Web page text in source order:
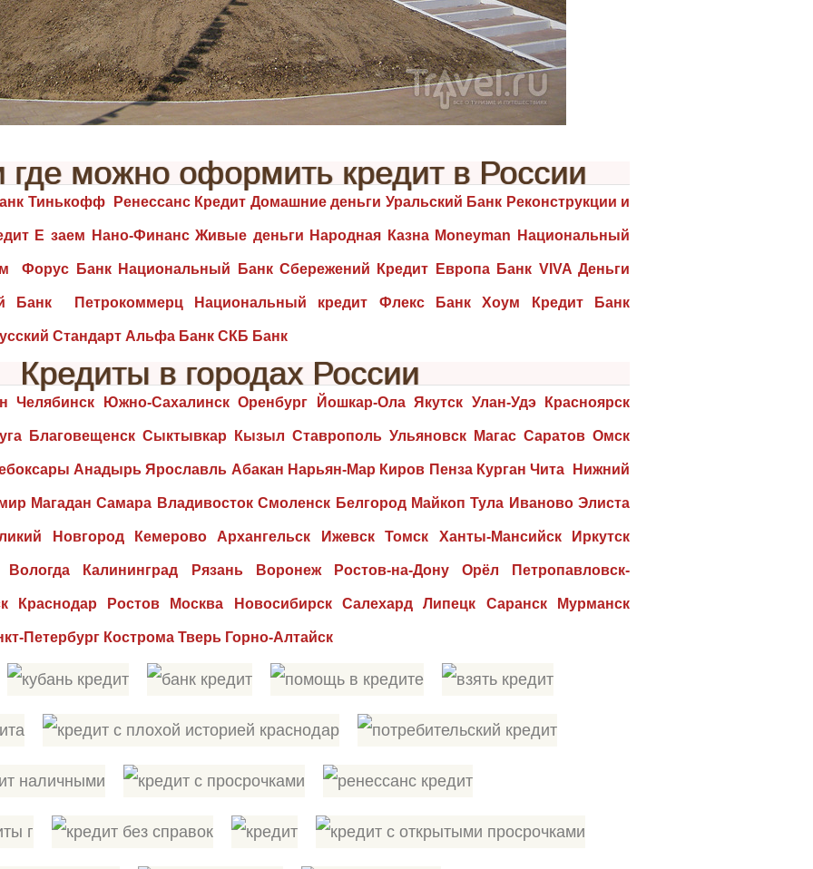
где можно оформить кредит в России
Тинькофф Ренессанс Кредит Домашние деньги Уральский Банк Реконструкции и
Е заем Нано-Финанс Живые деньги Народная Казна Moneyman Национальный
Форус Банк Национальный Банк Сбережений Кредит Европа Банк VIVA Деньги
Банк Петрокоммерц Национальный кредит Флекс Банк Хоум Кредит Банк
Стандарт Альфа Банк СКБ Банк
Кредиты в городах России
Челябинск Южно-Сахалинск Оренбург Йошкар-Ола Якутск Улан-Удэ Красноярск
Благовещенск Сыктывкар Кызыл Ставрополь Ульяновск Магас Саратов Омск
Анадырь Ярославль Абакан Нарьян-Мар Киров Пенза Курган Чита Нижний
Магадан Самара Владивосток Смоленск Белгород Майкоп Тула Иваново Элиста
Новгород Кемерово Архангельск Ижевск Томск Ханты-Мансийск Иркутск
Калининград Рязань Воронеж Ростов-на-Дону Орёл Петропавловск-
Краснодар Ростов Москва Новосибирск Салехард Липецк Саранск Мурманск
Петербург Кострома Тверь Горно-Алтайск